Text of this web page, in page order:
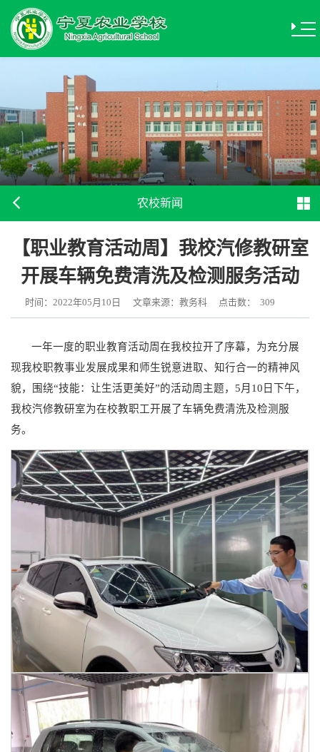
农校新闻
【职业教育活动周】我校汽修教研室
开展车辆免费清洗及检测服务活动
时间：2022年05月10日 文章来源：教务科 点击数： 309
一年一度的职业教育活动周在我校拉开了序幕，为充分展
现我校职教事业发展成果和师生锐意进取、知行合一的精神风
貌，围绕“技能：让生活更美好”的活动周主题，5月10日下午，
我校汽修教研室为在校教职工开展了车辆免费清洗及检测服
务。